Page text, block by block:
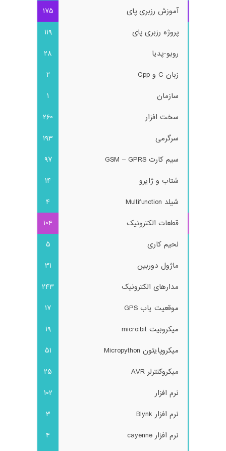
آموزش رزبری پای
175
پروژه رزبری پای
119
روبو-پدیا
28
زبان C و Cpp
2
سازمان
1
سخت افزار
260
سرگرمی
193
سیم کارت GSM – GPRS
97
شتاب و ژایرو
14
شیلد Multifunction
4
قطعات الکترونیک
104
لحیم کاری
5
ماژول دوربین
31
مدارهای الکترونیک
243
موقعیت یاب GPS
17
میکروبیت micro:bit
19
میکروپایتون Micropython
51
میکروکنترلر AVR
25
نرم افزار
102
نرم افزار Blynk
3
نرم افزار cayenne
4